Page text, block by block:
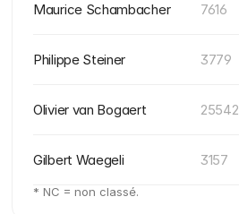
Maurice Schambacher 7616
Philippe Steiner 3779
Olivier van Bogaert 25542
Gilbert Waegeli 3157
* NC = non classé.